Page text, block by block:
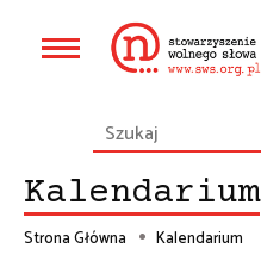
Główna
Kalendarium
Strona Główna Kalendarium